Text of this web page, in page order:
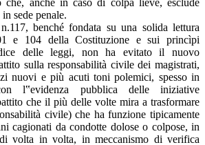
che, anche in caso di colpa lieve, esclude
sede penale.
benché fondata su una solida lettura
e 104 della Costituzione e sui princìpi
delle leggi, non ha evitato il nuovo
sulla responsabilità civile dei magistrati,
nuovi e più acuti toni polemici, spesso in
l‟evidenza pubblica delle iniziative
che il più delle volte mira a trasformare
civile) che ha funzione tipicamente
cagionati da condotte dolose o colpose, in
volta in volta, in meccanismo di verifica